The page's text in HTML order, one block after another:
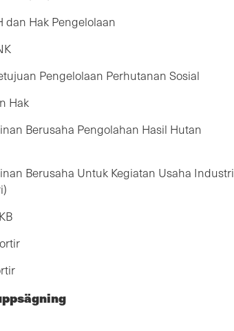
dan Hak Pengelolaan
Pengelolaan Perhutanan Sosial
Hak
Berusaha Pengolahan Hasil Hutan
Berusaha Untuk Kegiatan Usaha Industri